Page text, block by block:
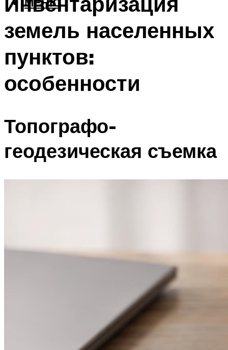
земель населенных
пунктов:
особенности
Топографо-
геодезическая съемка